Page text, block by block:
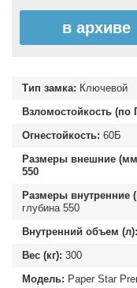
в архиве
Тип замка: Ключевой
Взломостойкость (по
Огнестойкость: 60Б
Размеры внешние
550
Размеры внутренние
глубина 550
Внутренний объем (л):
Вес (кг): 300
Модель: Paper Star